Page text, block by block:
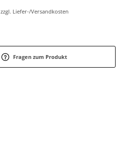
zzgl. Liefer-/Versandkosten
Fragen zum Produkt